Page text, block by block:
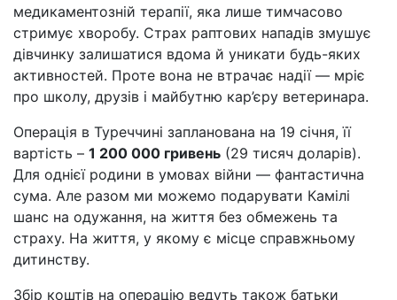
медикаментозній терапії, яка лише тимчасово
стримує хворобу. Страх раптових нападів змушує
дівчинку залишатися вдома й уникати будь-яких
активностей. Проте вона не втрачає надії — мріє
про школу, друзів і майбутню кар’єру ветеринара.
Операція в Туреччині запланована на 19 січня, її
вартість – 1 200 000 гривень (29 тисяч доларів).
Для однієї родини в умовах війни — фантастична
сума. Але разом ми можемо подарувати Камілі
шанс на одужання, на життя без обмежень та
страху. На життя, у якому є місце справжньому
дитинству.
Збір коштів на операцію ведуть також батьки